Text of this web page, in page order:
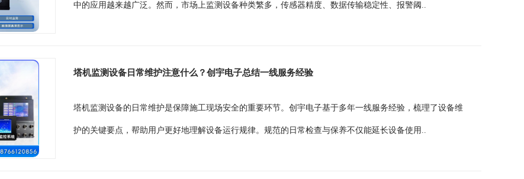
中的应用越来越广泛。然而，市场上监测设备种类繁多，传感器精度、数据传输稳定性、报警阈..
塔机监测设备日常维护注意什么？创宇电子总结一线服务经验
塔机监测设备的日常维护是保障施工现场安全的重要环节。创宇电子基于多年一线服务经验，梳理了设备维
护的关键要点，帮助用户更好地理解设备运行规律。规范的日常检查与保养不仅能延长设备使用..